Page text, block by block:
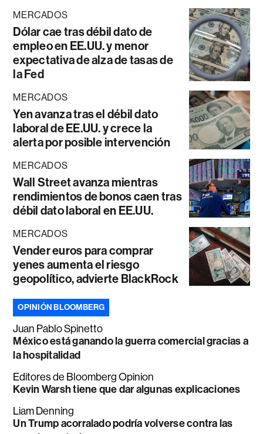
MERCADOS
Dólar cae tras débil dato de
empleo en EE.UU. y menor
expectativa de alza de tasas de
la Fed
MERCADOS
Yen avanza tras el débil dato
laboral de EE.UU. y crece la
alerta por posible intervención
MERCADOS
Wall Street avanza mientras
rendimientos de bonos caen tras
débil dato laboral en EE.UU.
MERCADOS
Vender euros para comprar
yenes aumenta el riesgo
geopolítico, advierte BlackRock
OPINIÓN BLOOMBERG
Juan Pablo Spinetto
México está ganando la guerra comercial gracias a
la hospitalidad
Editores de Bloomberg Opinion
Kevin Warsh tiene que dar algunas explicaciones
Liam Denning
Un Trump acorralado podría volverse contra las